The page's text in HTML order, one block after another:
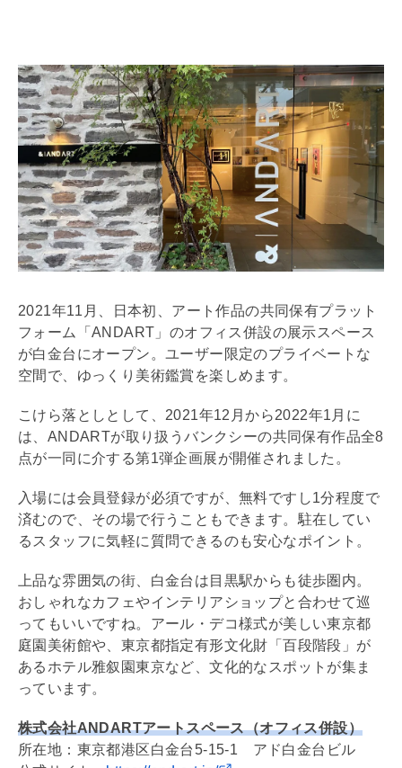
2021年11月、日本初、アート作品の共同保有プラット
フォーム「ANDART」のオフィス併設の展示スペース
が白金台にオープン。ユーザー限定のプライベートな
空間で、ゆっくり美術鑑賞を楽しめます。
こけら落としとして、2021年12月から2022年1月に
は、ANDARTが取り扱うバンクシーの共同保有作品全8
点が一同に介する第1弾企画展が開催されました。
入場には会員登録が必須ですが、無料ですし1分程度で
済むので、その場で行うこともできます。駐在してい
るスタッフに気軽に質問できるのも安心なポイント。
上品な雰囲気の街、白金台は目黒駅からも徒歩圏内。
おしゃれなカフェやインテリアショップと合わせて巡
ってもいいですね。アール・デコ様式が美しい東京都
庭園美術館や、東京都指定有形文化財「百段階段」が
あるホテル雅叙園東京など、文化的なスポットが集ま
っています。
株式会社ANDARTアートスペース（オフィス併設）
所在地：東京都港区白金台5-15-1 アド白金台ビル